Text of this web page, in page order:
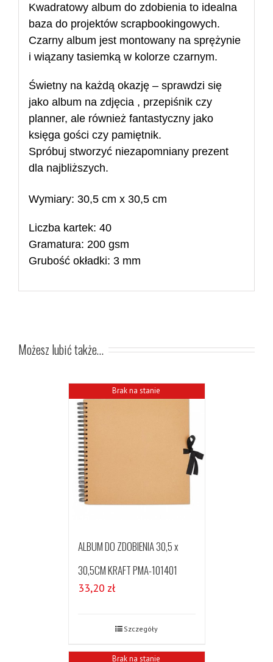
Kwadratowy album do zdobienia to idealna
baza do projektów scrapbookingowych.
Czarny album jest montowany na sprężynie
i wiązany tasiemką w kolorze czarnym.
Świetny na każdą okazję – sprawdzi się
jako album na zdjęcia, przepiśnik czy
planner, ale również fantastyczny jako
księga gości czy pamiętnik.
Spróbuj stworzyć niezapomniany prezent
dla najbliższych.
Wymiary: 30,5 cm x 30,5 cm
Liczba kartek: 40
Gramatura: 200 gsm
Grubość okładki: 3 mm
Możesz lubić także…
Brak na stanie
ALBUM DO ZDOBIENIA 30,5 x
30,5CM KRAFT PMA-101401
33,20 zł
Szczegóły
Brak na stanie